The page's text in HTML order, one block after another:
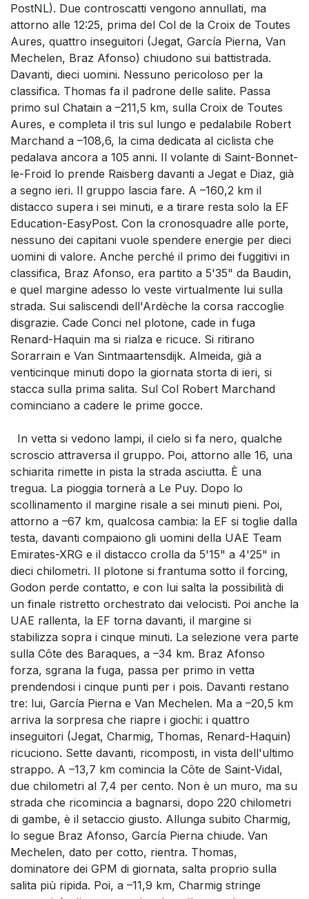
PostNL). Due controscatti vengono annullati, ma
attorno alle 12:25, prima del Col de la Croix de Toutes
Aures, quattro inseguitori (Jegat, García Pierna, Van
Mechelen, Braz Afonso) chiudono sui battistrada.
Davanti, dieci uomini. Nessuno pericoloso per la
classifica. Thomas fa il padrone delle salite. Passa
primo sul Chatain a –211,5 km, sulla Croix de Toutes
Aures, e completa il tris sul lungo e pedalabile Robert
Marchand a –108,6, la cima dedicata al ciclista che
pedalava ancora a 105 anni. Il volante di Saint-Bonnet-
le-Froid lo prende Raisberg davanti a Jegat e Diaz, già
a segno ieri. Il gruppo lascia fare. A –160,2 km il
distacco supera i sei minuti, e a tirare resta solo la EF
Education-EasyPost. Con la cronosquadre alle porte,
nessuno dei capitani vuole spendere energie per dieci
uomini di valore. Anche perché il primo dei fuggitivi in
classifica, Braz Afonso, era partito a 5'35" da Baudin,
e quel margine adesso lo veste virtualmente lui sulla
strada. Sui saliscendi dell'Ardèche la corsa raccoglie
disgrazie. Cade Conci nel plotone, cade in fuga
Renard-Haquin ma si rialza e ricuce. Si ritirano
Sorarrain e Van Sintmaartensdijk. Almeida, già a
venticinque minuti dopo la giornata storta di ieri, si
stacca sulla prima salita. Sul Col Robert Marchand
cominciano a cadere le prime gocce.
In vetta si vedono lampi, il cielo si fa nero, qualche
scroscio attraversa il gruppo. Poi, attorno alle 16, una
schiarita rimette in pista la strada asciutta. È una
tregua. La pioggia tornerà a Le Puy. Dopo lo
scollinamento il margine risale a sei minuti pieni. Poi,
attorno a –67 km, qualcosa cambia: la EF si toglie dalla
testa, davanti compaiono gli uomini della UAE Team
Emirates-XRG e il distacco crolla da 5'15" a 4'25" in
dieci chilometri. Il plotone si frantuma sotto il forcing,
Godon perde contatto, e con lui salta la possibilità di
un finale ristretto orchestrato dai velocisti. Poi anche la
UAE rallenta, la EF torna davanti, il margine si
stabilizza sopra i cinque minuti. La selezione vera parte
sulla Côte des Baraques, a –34 km. Braz Afonso
forza, sgrana la fuga, passa per primo in vetta
prendendosi i cinque punti per i pois. Davanti restano
tre: lui, García Pierna e Van Mechelen. Ma a –20,5 km
arriva la sorpresa che riapre i giochi: i quattro
inseguitori (Jegat, Charmig, Thomas, Renard-Haquin)
ricuciono. Sette davanti, ricomposti, in vista dell'ultimo
strappo. A –13,7 km comincia la Côte de Saint-Vidal,
due chilometri al 7,4 per cento. Non è un muro, ma su
strada che ricomincia a bagnarsi, dopo 220 chilometri
di gambe, è il setaccio giusto. Allunga subito Charmig,
lo segue Braz Afonso, García Pierna chiude. Van
Mechelen, dato per cotto, rientra. Thomas,
dominatore dei GPM di giornata, salta proprio sulla
salita più ripida. Poi, a –11,9 km, Charmig stringe